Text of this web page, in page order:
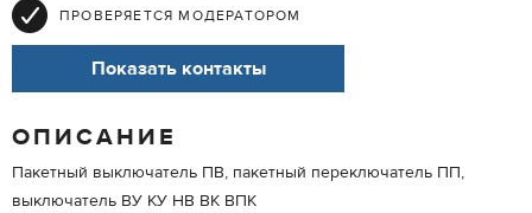
ПРОВЕРЯЕТСЯ МОДЕРАТОРОМ
Показать контакты
ОПИСАНИЕ
Пакетный выключатель ПВ, пакетный переключатель ПП,
выключатель ВУ КУ НВ ВК ВПК